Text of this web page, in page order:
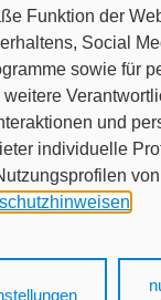
Funktion der
Social
sowie für
und
individuelle
sowohl der
bei der
("Doppelkarte")